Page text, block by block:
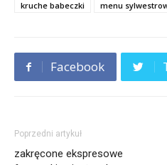
kruche babeczki menu
Facebook
Poprzedni artykuł
zakręcone ekspresowe